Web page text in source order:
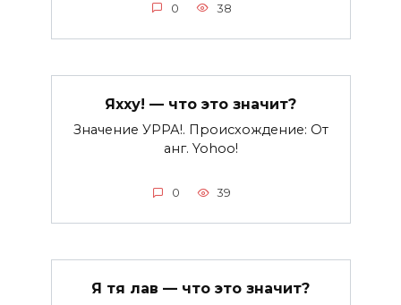
0 38
Яхху! — что это значит?
Значение УРРА!. Происхождение: От
анг. Yohoo!
0 39
Я тя лав — что это значит?